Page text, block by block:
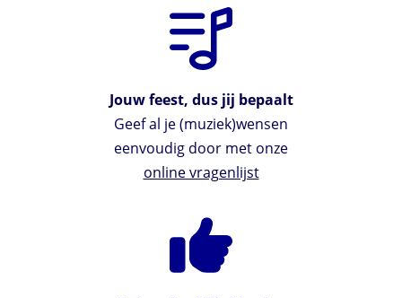
Jouw feest, dus jij bepaalt
Geef al je (muziek)wensen
eenvoudig door met onze
online vragenlijst